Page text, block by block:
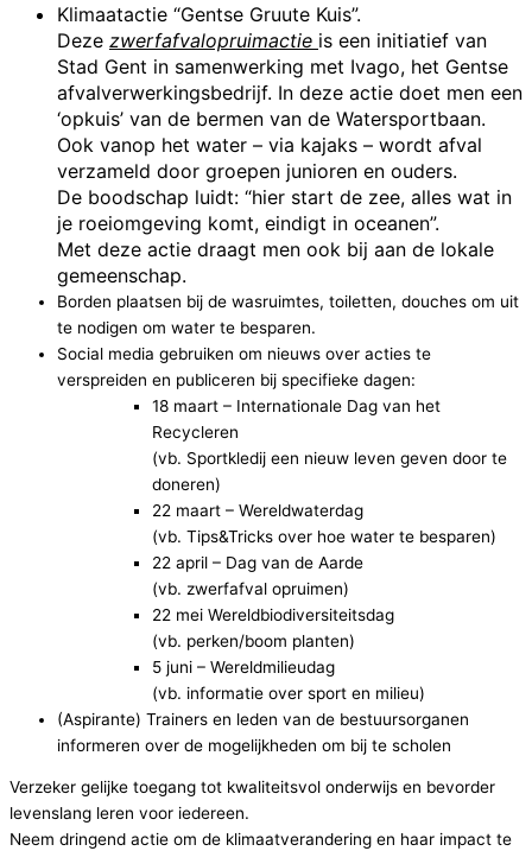
Klimaatactie “Gentse Gruute Kuis”.
Deze zwerfafvalopruimactie is een initiatief van
Stad Gent in samenwerking met Ivago, het Gentse
afvalverwerkingsbedrijf. In deze actie doet men een
‘opkuis’ van de bermen van de Watersportbaan.
Ook vanop het water – via kajaks – wordt afval
verzameld door groepen junioren en ouders.
De boodschap luidt: “hier start de zee, alles wat in
je roeiomgeving komt, eindigt in oceanen”.
Met deze actie draagt men ook bij aan de lokale
gemeenschap.
Borden plaatsen bij de wasruimtes, toiletten, douches om uit
te nodigen om water te besparen.
Social media gebruiken om nieuws over acties te
verspreiden en publiceren bij specifieke dagen:
18 maart – Internationale Dag van het
Recycleren
(vb. Sportkledij een nieuw leven geven door te
doneren)
22 maart – Wereldwaterdag
(vb. Tips&Tricks over hoe water te besparen)
22 april – Dag van de Aarde
(vb. zwerfafval opruimen)
22 mei Wereldbiodiversiteitsdag
(vb. perken/boom planten)
5 juni – Wereldmilieudag
(vb. informatie over sport en milieu)
(Aspirante) Trainers en leden van de bestuursorganen
informeren over de mogelijkheden om bij te scholen
Verzeker gelijke toegang tot kwaliteitsvol onderwijs en bevorder
levenslang leren voor iedereen.
Neem dringend actie om de klimaatverandering en haar impact te